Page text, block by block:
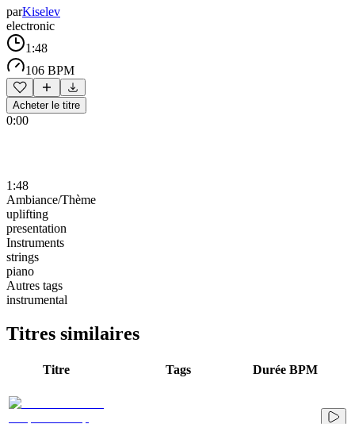
parKiselev
electronic
1:48
106 BPM
Acheter le titre
0:00
1:48
Ambiance/Thème
uplifting
presentation
Instruments
strings
piano
Autres tags
instrumental
Titres similaires
Titre Tags Durée BPM